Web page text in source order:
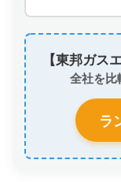
【東邦ガス
全社を比
ラ